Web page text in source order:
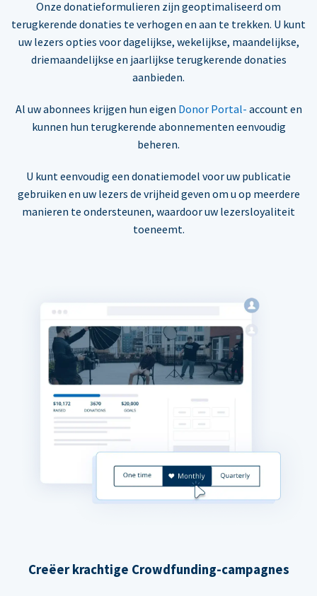
Onze donatieformulieren zijn geoptimaliseerd om
terugkerende donaties te verhogen en aan te trekken. U kunt
uw lezers opties voor dagelijkse, wekelijkse, maandelijkse,
driemaandelijkse en jaarlijkse terugkerende donaties
aanbieden.
Al uw abonnees krijgen hun eigen Donor Portal- account en
kunnen hun terugkerende abonnementen eenvoudig
beheren.
U kunt eenvoudig een donatiemodel voor uw publicatie
gebruiken en uw lezers de vrijheid geven om u op meerdere
manieren te ondersteunen, waardoor uw lezersloyaliteit
toeneemt.
Creëer krachtige Crowdfunding-campagnes